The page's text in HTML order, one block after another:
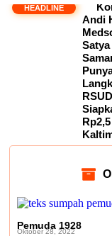
HEADLINE
Andi
Pemuda 1928
Oktober 28, 2022